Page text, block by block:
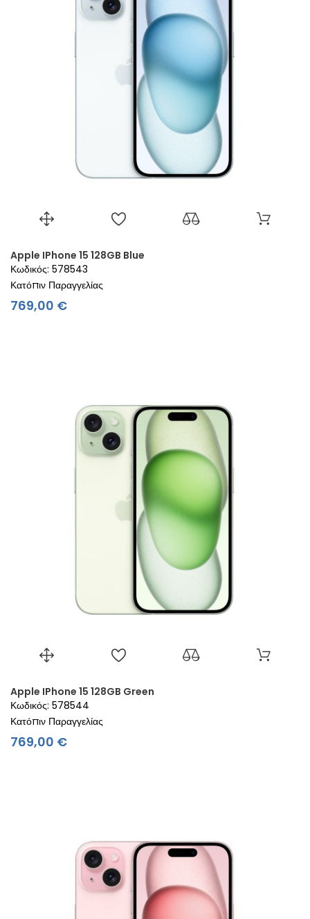
Apple IPhone 15 128GB Blue
Κωδικός: 578543
Κατόπιν Παραγγελίας
769,00 €Τιμή
Apple IPhone 15 128GB Green
Κωδικός: 578544
Κατόπιν Παραγγελίας
769,00 €Τιμή